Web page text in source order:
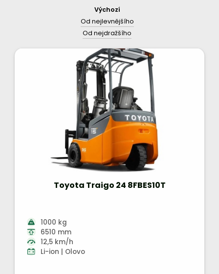
Výchozí
Od nejlevnějšího
Od nejdražšího
Toyota Traigo 24 8FBES10T
1000 kg
6510 mm
12,5 km/h
Li-ion | Olovo